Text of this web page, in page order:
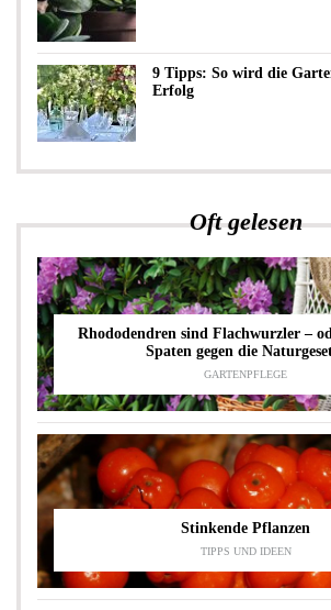
9 Tipps: So wird die
Erfolg
Oft gelesen
Rhododendren sind Flachwurzler –
Spaten gegen die
GARTENPFLEGE
Stinkende Pflanzen
TIPPS UND IDEEN